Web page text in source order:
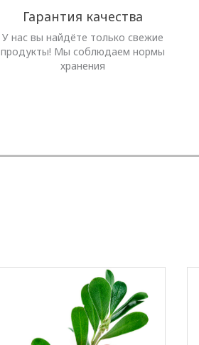
Гарантия качества
У нас вы найдёте только свежие
продукты! Мы соблюдаем нормы
хранения